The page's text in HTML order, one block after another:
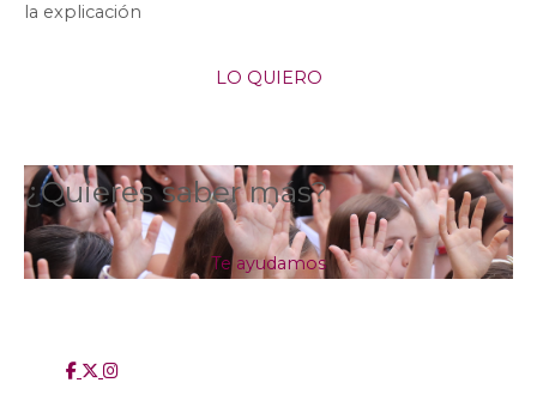
la explicación
LO QUIERO
¿Quieres saber más?
Te ayudamos